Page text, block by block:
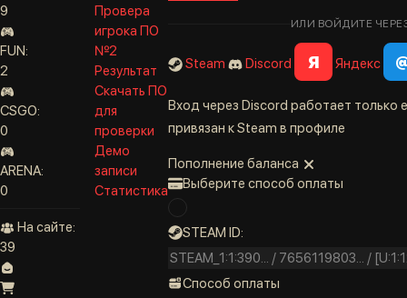
9
FUN:
2
CSGO:
0
ARENA:
0
На сайте:
39
Провера
игрока ПО
№2
Результат
Скачать ПО
для
проверки
Демо
записи
Статистика
ИЛИ ВОЙДИТЕ
Steam Discord Я Яндекс
Вход через Discord работает только
привязан к Steam в профиле
Пополнение баланса
Выберите способ оплаты
STEAM ID:
Способ оплаты